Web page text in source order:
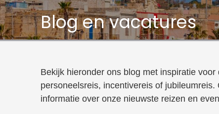
Blog en vacatures
Bekijk hieronder ons blog met inspiratie
personeelsreis, incentivereis of jubileumreis.
informatie over onze nieuwste reizen en